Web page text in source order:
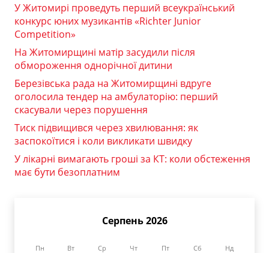
У Житомирі проведуть перший всеукраїнський
конкурс юних музикантів «Richter Junior
Competition»
На Житомирщині матір засудили після
обмороження однорічної дитини
Березівська рада на Житомирщині вдруге
оголосила тендер на амбулаторію: перший
скасували через порушення
Тиск підвищився через хвилювання: як
заспокоїтися і коли викликати швидку
У лікарні вимагають гроші за КТ: коли обстеження
має бути безоплатним
Серпень 2026
Пн Вт Ср Чт Пт Сб Нд